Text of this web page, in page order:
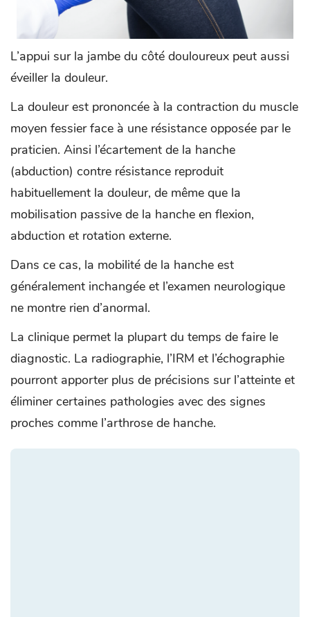
L’appui sur la jambe du côté douloureux peut aussi
éveiller la douleur.
La douleur est prononcée à la contraction du muscle
moyen fessier face à une résistance opposée par le
praticien. Ainsi l’écartement de la hanche
(abduction) contre résistance reproduit
habituellement la douleur, de même que la
mobilisation passive de la hanche en flexion,
abduction et rotation externe.
Dans ce cas, la mobilité de la hanche est
généralement inchangée et l’examen neurologique
ne montre rien d’anormal.
La clinique permet la plupart du temps de faire le
diagnostic. La radiographie, l’IRM et l’échographie
pourront apporter plus de précisions sur l’atteinte et
éliminer certaines pathologies avec des signes
proches comme l’arthrose de hanche.